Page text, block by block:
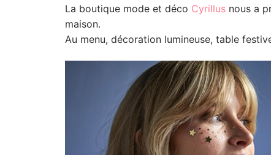
La boutique mode et déco Cyrillusnous a
maison.
Au menu, décoration lumineuse, table